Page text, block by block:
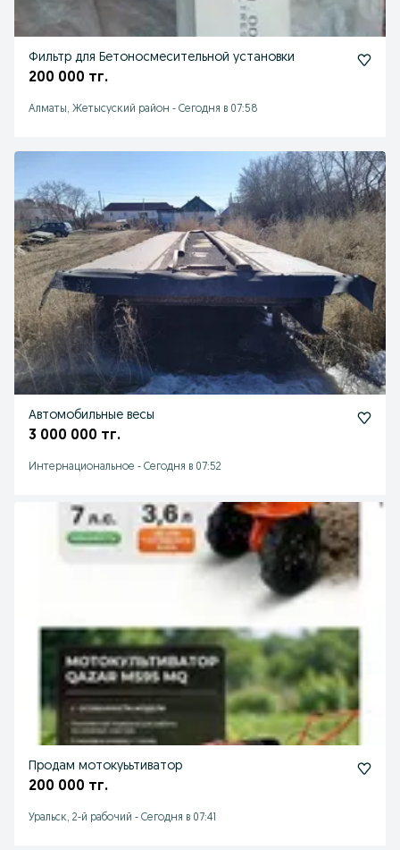
Фильтр для Бетоносмесительной установки
200 000 тг.
Алматы, Жетысуский район - Сегодня в 07:58
Автомобильные весы
3 000 000 тг.
Интернациональное - Сегодня в 07:52
Продам мотокуььтиватор
200 000 тг.
Уральск, 2-й рабочий - Сегодня в 07:41